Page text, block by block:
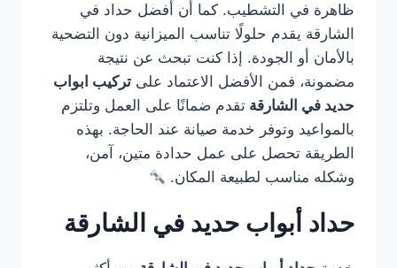
ظاهرة في التشطيب. كما أن أفضل حداد في
الشارقة يقدم حلولًا تناسب الميزانية دون التضحية
بالأمان أو الجودة. إذا كنت تبحث عن نتيجة
مضمونة، فمن الأفضل الاعتماد على تركيب ابواب
حديد في الشارقة تقدم ضمانًا على العمل وتلتزم
بالمواعيد وتوفر خدمة صيانة عند الحاجة. بهذه
الطريقة تحصل على عمل حدادة متين، آمن،
وشكله مناسب لطبيعة المكان.
حداد أبواب حديد في الشارقة